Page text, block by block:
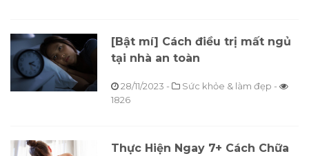
[Bật mí] Cách điều trị mất ngủ
tại nhà an toàn
28/11/2023 -
Sức khỏe & làm đẹp -
1826
Thực Hiện Ngay 7+ Cách Chữa